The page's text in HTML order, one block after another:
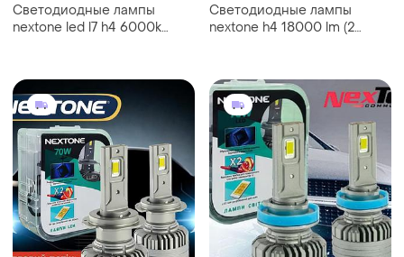
Светодиодные лампы
nextone led l7 h4 6000k
Светодиодные лампы
nextone h4 18000 lm (2
nextone h4 18000лм can-
модуль